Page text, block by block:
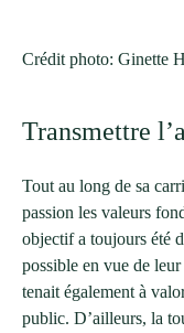
Crédit photo: Ginette
Transmettre
Tout au long de sa
passion les valeurs
objectif a toujours été
possible en vue de
tenait également à
public. D’ailleurs, la